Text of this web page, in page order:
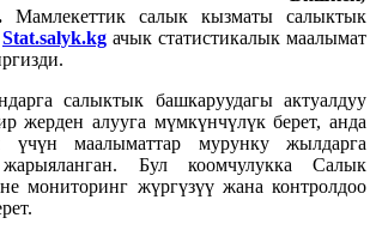
Мамлекеттик салык кызматы салыктык
Stat.salyk.kg ачык статистикалык маалымат
салыктык башкаруудагы актуалдуу
жерден алууга мүмкүнчүлүк берет, анда
үчүн маалыматтар мурунку жылдарга
Бул коомчулукка Салык
мониторинг жүргүзүү жана контролдоо